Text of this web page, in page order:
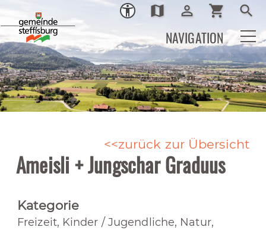
Ortsplan
map Login
person_outline shopping_cart search
NAVIGATION
zurück zur Übersicht
Ameisli + Jungschar Graduus
Kategorie
Freizeit, Kinder / Jugendliche, Natur,